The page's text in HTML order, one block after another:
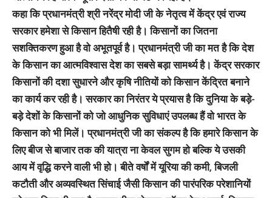
कहा कि प्रधानमंत्री श्री नरेंद्र मोदी जी के नेतृत्व में केंद्र एवं राज्य
सरकार हमेशा से किसान हितैषी रही है। किसानों का जितना
सशक्तिकरण हुआ है वो अभूतपूर्व है। प्रधानमंत्री जी का मत है कि देश
के किसान का आत्मविश्वास देश का सबसे बड़ा सामर्थ्य है। केंद्र सरकार
किसानों की दशा सुधारने और कृषि नीतियों को किसान केंद्रित बनाने
का कार्य कर रही है। सरकार का निरंतर ये प्रयास है कि दुनिया के बड़े-
बड़े देशों के किसानों को जो आधुनिक सुविधाएं उपलब्ध हैं वो भारत के
किसान को भी मिलें। प्रधानमंत्री जी का संकल्प है कि हमारे किसान के
लिए बीज से बाजार तक की यात्रा ना केवल सुगम हो बल्कि ये उसकी
आय में वृद्धि करने वाली भी हो। बीते वर्षों में यूरिया की कमी, बिजली
कटौती और अव्यवस्थित सिंचाई जैसी किसान की पारंपरिक परेशानियों